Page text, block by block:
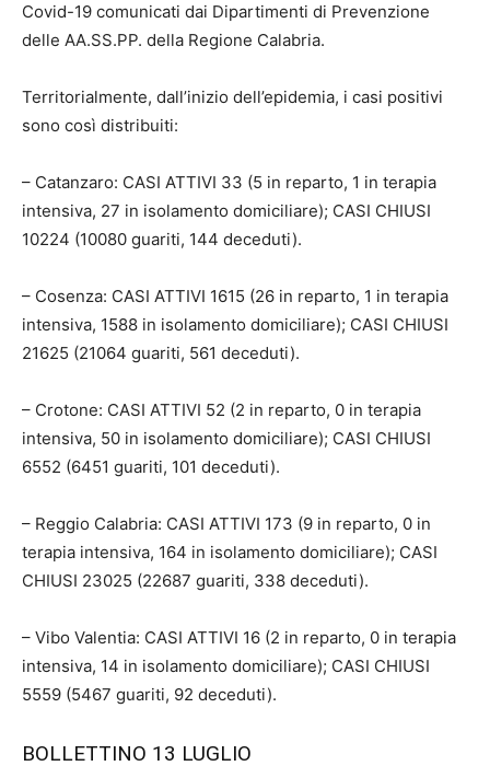
Covid-19 comunicati dai Dipartimenti di Prevenzione
delle AA.SS.PP. della Regione Calabria.
Territorialmente, dall’inizio dell’epidemia, i casi positivi
sono così distribuiti:
– Catanzaro: CASI ATTIVI 33 (5 in reparto, 1 in terapia
intensiva, 27 in isolamento domiciliare); CASI CHIUSI
10224 (10080 guariti, 144 deceduti).
– Cosenza: CASI ATTIVI 1615 (26 in reparto, 1 in terapia
intensiva, 1588 in isolamento domiciliare); CASI CHIUSI
21625 (21064 guariti, 561 deceduti).
– Crotone: CASI ATTIVI 52 (2 in reparto, 0 in terapia
intensiva, 50 in isolamento domiciliare); CASI CHIUSI
6552 (6451 guariti, 101 deceduti).
– Reggio Calabria: CASI ATTIVI 173 (9 in reparto, 0 in
terapia intensiva, 164 in isolamento domiciliare); CASI
CHIUSI 23025 (22687 guariti, 338 deceduti).
– Vibo Valentia: CASI ATTIVI 16 (2 in reparto, 0 in terapia
intensiva, 14 in isolamento domiciliare); CASI CHIUSI
5559 (5467 guariti, 92 deceduti).
BOLLETTINO 13 LUGLIO